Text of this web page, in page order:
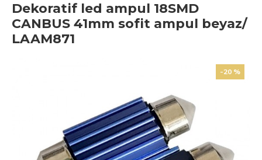
Dekoratif led ampul 18SMD
CANBUS 41mm sofit ampul beyaz/
LAAM871
-20 %